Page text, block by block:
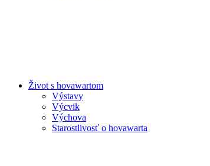
Život s hovawartom
Výstavy
Výcvik
Výchova
Starostlivosť o hovawarta